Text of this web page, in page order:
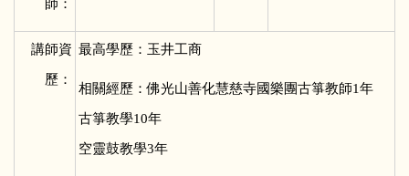
師：
講師資
歷：
最高學歷：玉井工商
相關經歷：佛光山善化慧慈寺國樂團古箏教師1年
古箏教學10年
空靈鼓教學3年